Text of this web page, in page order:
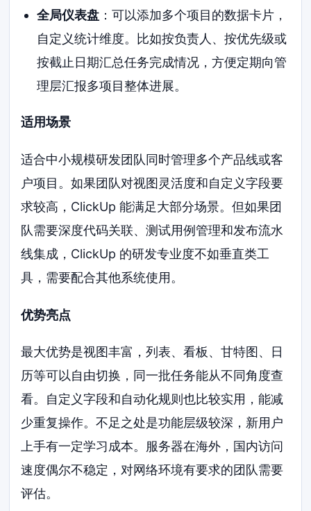
全局仪表盘：可以添加多个项目的数据卡片，
自定义统计维度。比如按负责人、按优先级或
按截止日期汇总任务完成情况，方便定期向管
理层汇报多项目整体进展。
适用场景
适合中小规模研发团队同时管理多个产品线或客
户项目。如果团队对视图灵活度和自定义字段要
求较高，ClickUp 能满足大部分场景。但如果团
队需要深度代码关联、测试用例管理和发布流水
线集成，ClickUp 的研发专业度不如垂直类工
具，需要配合其他系统使用。
优势亮点
最大优势是视图丰富，列表、看板、甘特图、日
历等可以自由切换，同一批任务能从不同角度查
看。自定义字段和自动化规则也比较实用，能减
少重复操作。不足之处是功能层级较深，新用户
上手有一定学习成本。服务器在海外，国内访问
速度偶尔不稳定，对网络环境有要求的团队需要
评估。